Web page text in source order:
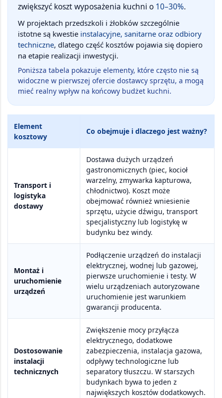
zwiększyć koszt wyposażenia kuchni o 10–30%.
W projektach przedszkoli i żłobków szczególnie
istotne są kwestie instalacyjne, sanitarne oraz odbiory
techniczne, dlatego część kosztów pojawia się dopiero
na etapie realizacji inwestycji.
Poniższa tabela pokazuje elementy, które często nie są
widoczne w pierwszej ofercie dostawcy sprzętu, a mogą
mieć realny wpływ na końcowy budżet kuchni.
Element
kosztowy
Co obejmuje i dlaczego jest ważny?
Transport i
logistyka
dostawy
Dostawa dużych urządzeń
gastronomicznych (piec, kocioł
warzelny, zmywarka kapturowa,
chłodnictwo). Koszt może
obejmować również wniesienie
sprzętu, użycie dźwigu, transport
specjalistyczny lub logistykę w
budynku bez windy.
Montaż i
uruchomienie
urządzeń
Podłączenie urządzeń do instalacji
elektrycznej, wodnej lub gazowej,
pierwsze uruchomienie i testy. W
wielu urządzeniach autoryzowane
uruchomienie jest warunkiem
gwarancji producenta.
Dostosowanie
instalacji
technicznych
Zwiększenie mocy przyłącza
elektrycznego, dodatkowe
zabezpieczenia, instalacja gazowa,
odpływy technologiczne lub
separatory tłuszczu. W starszych
budynkach bywa to jeden z
największych kosztów dodatkowych.